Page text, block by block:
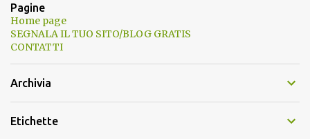
Pagine
Home page
SEGNALA IL TUO SITO/BLOG GRATIS
CONTATTI
Archivia
Etichette